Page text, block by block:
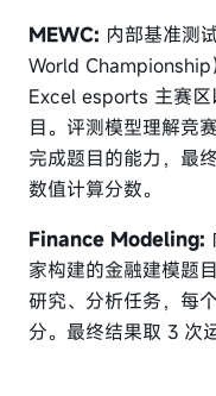
MEWC: 内部基准测
World
Excel esports 主赛区
目。评测模型理解竞
完成题目的能力，最
数值计算分数。
Finance Modeling:
家构建的金融建模题
研究、分析任务，每
分。最终结果取 3 次